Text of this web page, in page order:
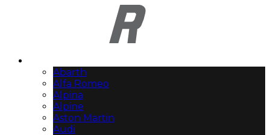
Abarth
Alfa Romeo
Alpina
Alpine
Aston Martin
Audi